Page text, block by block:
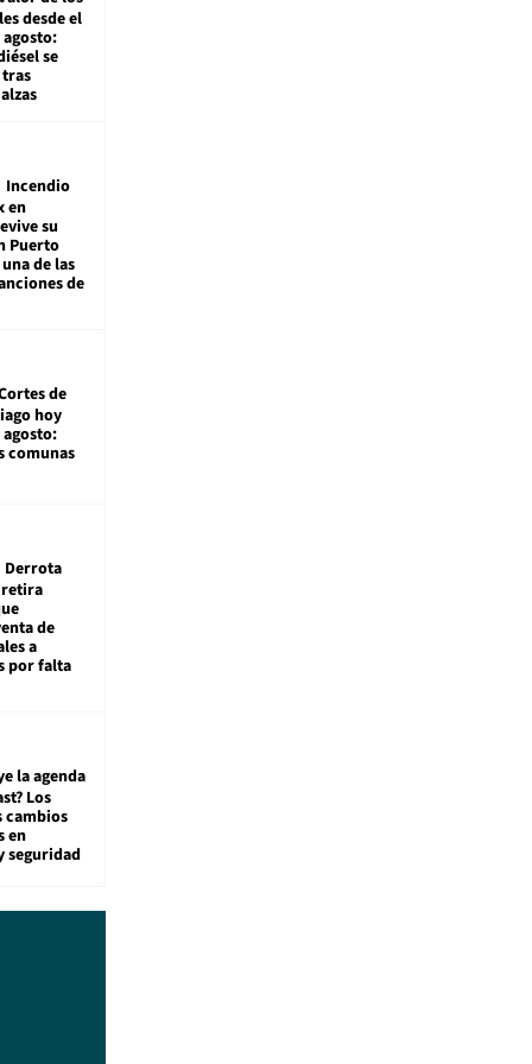
desde el
agosto:
se
Incendio
en
su
Puerto
de las
de
de
hoy
agosto:
comunas
Derrota
de
a
por falta
la agenda
Los
cambios
en
seguridad